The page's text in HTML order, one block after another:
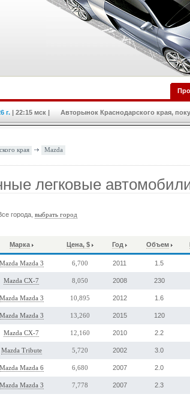
г. | 22:15 мск | Авторынок Краснодарского края,
края Mazda
легковые
города,выбрать город
Марка Цена, $ Год Объем
Mazda Mazda 3 6,700 2011 1.5
Mazda CX-7 8,050 2008 230
Mazda Mazda 3 10,895 2012 1.6
Mazda Mazda 3 13,260 2015 120
Mazda CX-7 12,160 2010 2.2
Mazda Tribute 5,720 2002 3.0
Mazda Mazda 6 6,680 2007 2.0
Mazda Mazda 3 7,778 2007 2.3